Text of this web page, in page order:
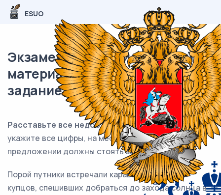
ESUO
Экзаменационный (типовой)
материал ЕГЭ / Русский / 19
задание (24) / 90
Расставьте все недостающие знаки препинания:
укажите все цифры, на месте которых в
предложении должны стоять запятые.
Порой путники встречали караван восточных
купцов, спешивших добраться до захода солнца в